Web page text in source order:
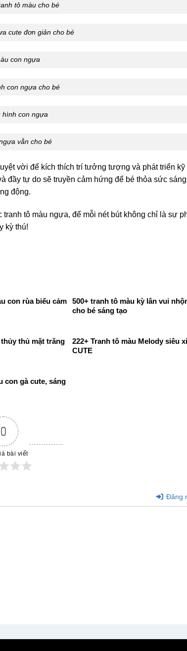
tô màu cho bé
cute đơn giản cho bé
con ngựa
con ngựa cho bé
hình con ngựa
vằn cho bé
vời để kích thích trí tưởng tượng và phát triển kỹ
đầy tự do sẽ truyền cảm hứng để bé thỏa sức
động.
tô màu ngựa, để mỗi nét bút không chỉ là sự
kỳ thú!
con rùa biểu cảm
500+ tranh tô màu kỳ lân vui
cho bé sáng tạo
thủ mặt trăng
222+ Tranh tô màu Melody siêu
CUTE
con gà cute, sáng
0
bài viết
Đăng